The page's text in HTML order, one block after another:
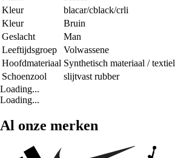
Kleur
blacar/cblack/crli
Kleur
Bruin
Geslacht
Man
Leeftijdsgroep
Volwassene
Hoofdmateriaal Synthetisch materiaal / textiel
Schoenzool
slijtvast rubber
Loading...
Loading...
Al onze merken